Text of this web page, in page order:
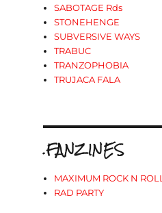
SABOTAGE Rds
STONEHENGE
SUBVERSIVE WAYS
TRABUC
TRANZOPHOBIA
TRUJACA FALA
.FANZINES
MAXIMUM ROCK N ROLL
RAD PARTY